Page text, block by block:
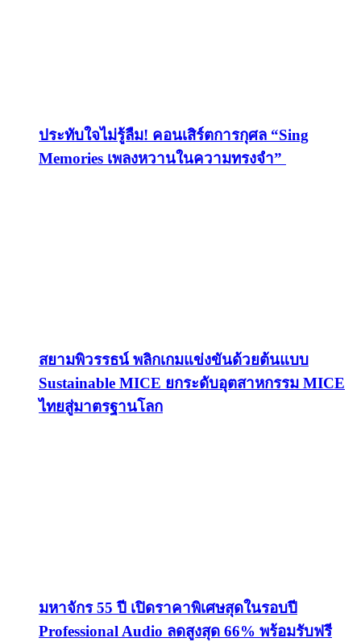
ประทับใจไม่รู้ลืม! คอนเสิร์ตการกุศล “Sing
Memories เพลงหวานในความทรงจำ”
สยามพิวรรธน์ พลิกเกมแข่งขันด้วยต้นแบบ
Sustainable MICE ยกระดับอุตสาหกรรม MICE
ไทยสู่มาตรฐานโลก
มหาจักร 55 ปี เปิดราคาพิเศษสุดในรอบปี
Professional Audio ลดสูงสุด 66% พร้อมรับฟรี